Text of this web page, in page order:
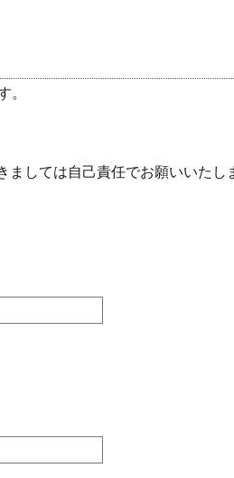
。
しては自己責任でお願いいたし